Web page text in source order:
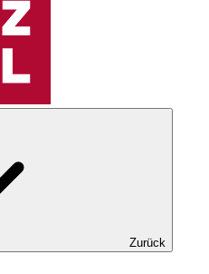
Zurück